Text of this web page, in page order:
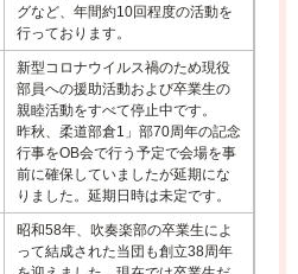
グなど、年間約10回程度の活動を
行っております。
新型コロナウイルス禍のため現役
部員への援助活動および卒業生の
親睦活動をすべて停止中です。
昨秋、柔道部倉1」部70周年の記念
行事をOB会で行う予定で会場を事
前に確保していましたが延期にな
りました。延期日時は未定です。
昭和58年、吹奏楽部の卒業生によ
って結成された当団も創立38周年